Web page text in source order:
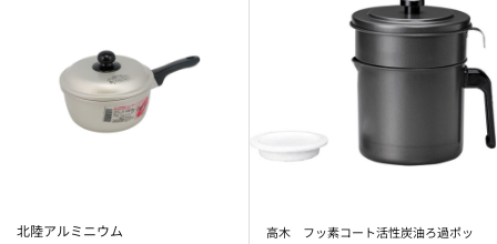
北陸アルミニウム
高木 フッ素コート活性炭油ろ過ポッ